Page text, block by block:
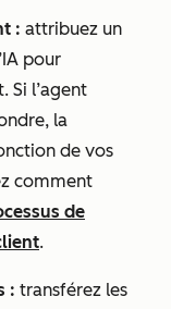
: attribuez un
pour
Si l’agent
la
de vos
comment
de
.
: transférez les